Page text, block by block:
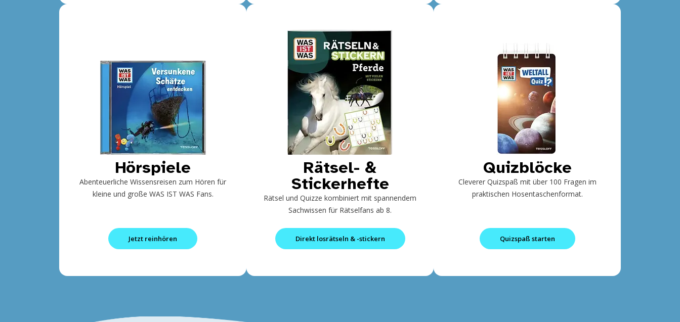
Hörspiele
Abenteuerliche Wissensreisen zum Hören für
kleine und große WAS IST WAS Fans.
Jetzt reinhören
Rätsel- &
Stickerhefte
Rätsel und Quizze kombiniert mit spannendem
Sachwissen für Rätselfans ab 8.
Direkt losrätseln & -stickern
Quizblöcke
Cleverer Quizspaß mit über 100 Fragen im
praktischen Hosentaschenformat.
Quizspaß starten